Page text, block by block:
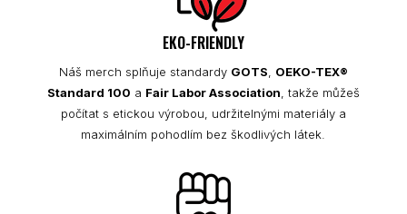
EKO-FRIENDLY
Náš merch splňuje standardy GOTS
OEKO-TEX®
Standard 100 a Fair Labor Association , takže můžeš
počítat s etickou výrobou, udržitelnými materiály a
maximálním pohodlím bez škodlivých látek.